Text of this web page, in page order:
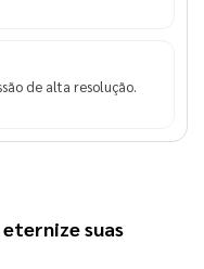
de alta resolução.
eternize suas